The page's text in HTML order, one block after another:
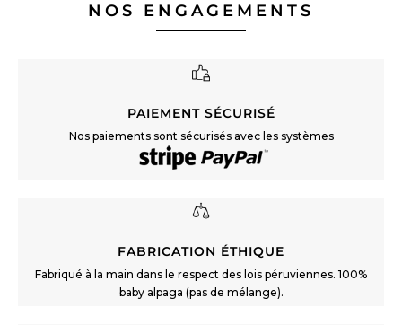
NOS ENGAGEMENTS
PAIEMENT SÉCURISÉ
Nos paiements sont sécurisés avec les systèmes
FABRICATION ÉTHIQUE
Fabriqué à la main dans le respect des lois péruviennes. 100%
baby alpaga (pas de mélange).